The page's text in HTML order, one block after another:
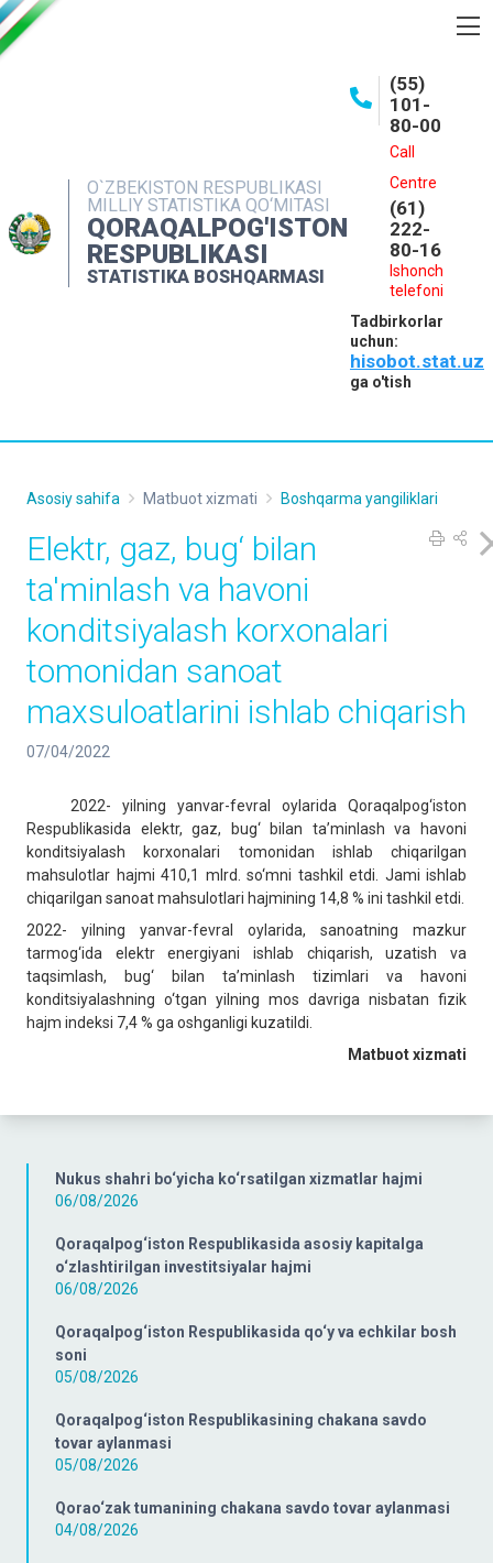
O`ZBEKISTON RESPUBLIKASI
MILLIY STATISTIKA QO‘MITASI
QORAQALPOG'ISTON
RESPUBLIKASI
STATISTIKA BOSHQARMASI
(55)
101-
80-00
Call
Centre
(61)
222-
80-16
Ishonch
telefoni
Tadbirkorlar
uchun:
hisobot.stat.uz
ga o'tish
INTERAKTIV XIZMATLAR
MATBUOT XIZMATI
MUROJAATLAR
Nukus shahri bo‘yicha ko‘rsatilgan xizmatlar hajmi
06/08/2026
Qoraqalpog‘iston Respublikasida asosiy kapitalga
o‘zlashtirilgan investitsiyalar hajmi
06/08/2026
Qoraqalpog‘iston Respublikasida qo‘y va echkilar bosh
soni
05/08/2026
Qoraqalpog‘iston Respublikasining chakana savdo
tovar aylanmasi
05/08/2026
Qorao‘zak tumanining chakana savdo tovar aylanmasi
04/08/2026
Asosiy sahifa Matbuot xizmati Boshqarma yangiliklari
Elektr, gaz, bug‘ bilan
ta'minlash va havoni
konditsiyalash korxonalari
tomonidan sanoat
maxsuloatlarini ishlab chiqarish
07/04/2022
2022- yilning yanvar-fevral oylarida Qoraqalpog‘iston
Respublikasida elektr, gaz, bug‘ bilan ta’minlash va havoni
konditsiyalash korxonalari tomonidan ishlab chiqarilgan
mahsulotlar hajmi 410,1 mlrd. so‘mni tashkil etdi. Jami ishlab
chiqarilgan sanoat mahsulotlari hajmining 14,8 % ini tashkil etdi.
2022- yilning yanvar-fevral oylarida, sanoatning mazkur
tarmog‘ida elektr energiyani ishlab chiqarish, uzatish va
taqsimlash, bug‘ bilan ta’minlash tizimlari va havoni
konditsiyalashning o‘tgan yilning mos davriga nisbatan fizik
hajm indeksi 7,4 % ga oshganligi kuzatildi.
Matbuot xizmati